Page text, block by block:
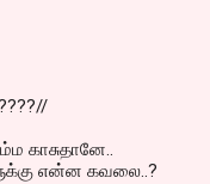
காசுதானே..
என்ன கவலை..?